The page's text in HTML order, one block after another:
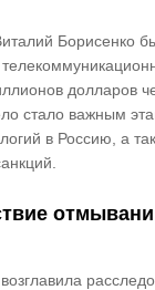
Борисенко
долларов
стало важным
в Россию, а